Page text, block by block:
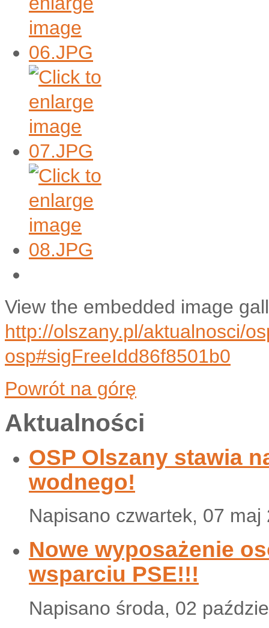
View the embedded image
http://olszany.pl/aktualnosci/
osp#sigFreeIdd86f8501b0
Powrót na górę
Aktualności
OSP Olszany stawia
wodnego!
Napisano czwartek, 07 maj
Nowe wyposażenie
wsparciu PSE!!!
Napisano środa, 02